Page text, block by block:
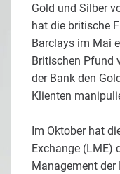
Gold und Silber
hat die britische
Barclays im Mai
Britischen Pfund
der Bank den
Klienten
Im Oktober hat
Exchange (LME)
Management